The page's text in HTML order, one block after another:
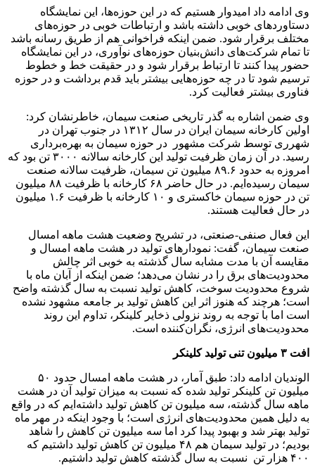
وی ادامه داد امیدوار هستیم که در این حوزه‌ها، این نمایشگاه
دستاوردهای خوبی داشته باشد و ارتباطات خوبی در حوزه‌های
مختلف برقرار شود. ضمن اینکه فراخوانی هم از طریق رسانه باشد
تا تمام شرکت‌های دانش‌بنیان حوزه‌های نوآوری، در این نمایشگاه
حضور پیدا کنند تا ارتباط برقرار شود و در حقیقت خط و خطوط
ترسیم شود تا در چه حوزه‌هایی بیشتر باید قدم برداشت و در حوزه
فناوری بیشتر فعالیت کرد.
وی ضمن اشاره به گذر تاریخی صنعت سیمان، خاطرنشان کرد:
اولین کارخانه سیمان ایران در سال ۱۳۱۲ در جنوب تهران در
شهرری توسط شرکت مشهور در حوزه سیمان به بهره‌برداری
رسید. در آن زمان ظرفیت تولید این کارخانه سالانه ٣٠٠٠ تن بود که
امروزه به حدود ٨٩.۶ میلیون تن سیمان، ظرفیت سالانه صنعت
سیمان رسیده‌ایم. در حال حاضر ۶۸ کارخانه با ظرفیت ۸۸ میلیون
تن در حوزه سیمان خاکستری و ١٠ کارخانه با ظرفیت ۱.۶ میلیون
در حال فعالیت هستند.
این فعال صنفی-صنعتی، در تشریح وضعیت هشت ماهه امسال
صنعت سیمان، گفت: نمودارهای تولید در هشت ماهه امسال و
مقایسه آن با مدت مشابه سال گذشته به خوبی اثر چالش
محدودیت‌های برق را در نشان می‌دهد؛ ضمن اینکه از آبان ماه با
شروع محدودیت سوخت، کاهش تولید نسبت به سال گذشته واضح
است؛ هرچند که هنوز اثر این کاهش تولید بر جامعه مشهود نشده
است اما با توجه به روند نزولی ذخایر کلینکر، تداوم این روند
محدودیت‌های انرژی، نگران‌کننده است.
افت ٣ میلیون تنی تولید کلینکر
الوندیان ادامه داد: طبق آمار، در هشت ماهه امسال حدود ۵۰
میلیون تن کلینکر تولید شده که نسبت به میزان تولید آن در هشت
ماهه سال گذشته، سه میلیون تن کاهش تولید داشته‌ایم که در واقع
به دلیل همین محدودیت‌های انرژی است؛ با وجود اینکه در مهر ماه
تولید بهتر شد و بهبود پیدا کرد اما سه میلیون تن کاهش را شاهد
بودیم؛ در تولید سیمان هم ۴۸ میلیون تن کاهش تولید داشتیم که
۴۰۰ هزار تن نسبت به سال گذشته کاهش تولید داشتیم.